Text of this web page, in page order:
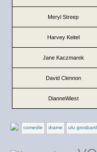
Meryl Streep
Harvey Keitel
Jane Kaczmarek
David Clennon
DianneWiest
comedie drame ulu grosbard